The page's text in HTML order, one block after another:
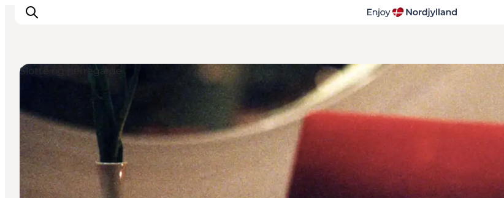
Oplevelser og aktiviteter
Planlæg din tur
Byer og steder
Guides
Det sker
For børn
Slotte og herregårde